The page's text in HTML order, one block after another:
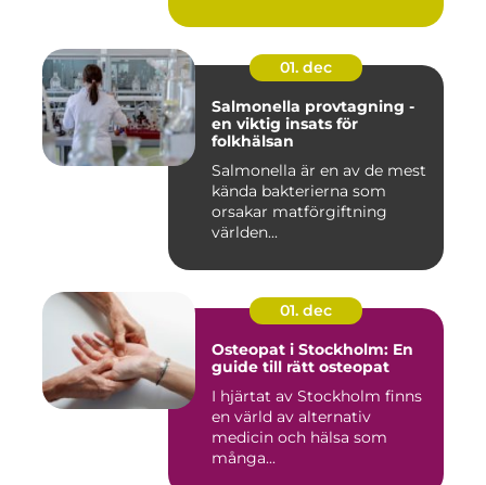
01. dec
Salmonella provtagning -
en viktig insats för
folkhälsan
Salmonella är en av de mest
kända bakterierna som
orsakar matförgiftning
världen...
01. dec
Osteopat i Stockholm: En
guide till rätt osteopat
I hjärtat av Stockholm finns
en värld av alternativ
medicin och hälsa som
många...